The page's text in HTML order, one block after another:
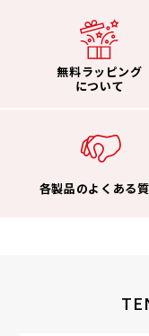
無料ラッピング
について
各製品のよくある